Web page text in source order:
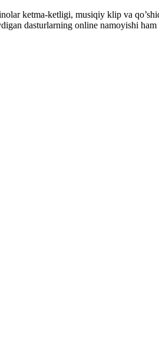
ketma-ketligi, musiqiy klip va
dasturlarning online namoyishi